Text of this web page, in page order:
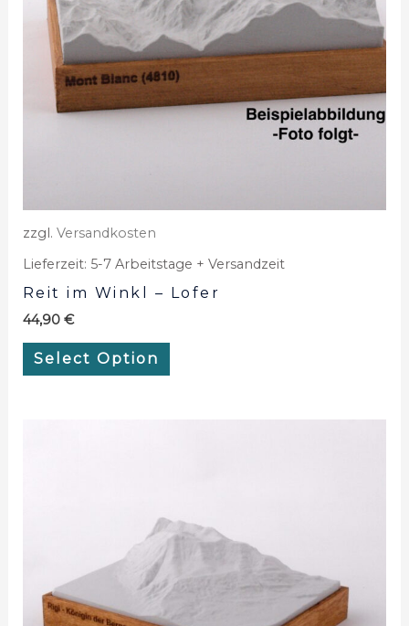
zzgl. Versandkosten
Lieferzeit: 5-7 Arbeitstage + Versandzeit
Reit im Winkl – Lofer
44,90 €
Select Option